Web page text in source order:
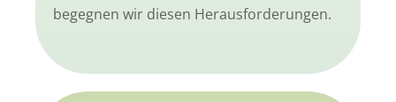
begegnen wir diesen Herausforderungen.